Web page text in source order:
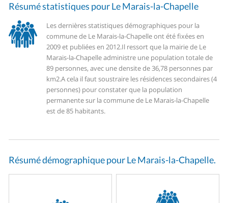
Résumé statistiques pour Le Marais-la-Chapelle
Les dernières statistiques démographiques pour la
commune de Le Marais-la-Chapelle ont été fixées en
2009 et publiées en 2012.Il ressort que la mairie de Le
Marais-la-Chapelle administre une population totale de
89 personnes, avec une densite de 36,78 personnes par
km2.A cela il faut soustraire les résidences secondaires (4
personnes) pour constater que la population
permanente sur la commune de Le Marais-la-Chapelle
est de 85 habitants.
Résumé démographique pour Le Marais-la-Chapelle.